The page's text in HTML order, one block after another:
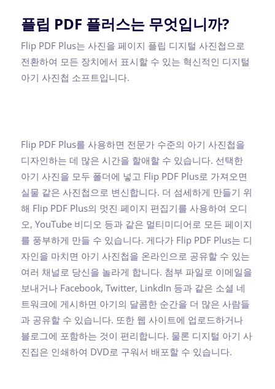
플립 PDF 플러스는 무엇입니까?
Flip PDF Plus는 사진을 페이지 플립 디지털 사진첩으로
전환하여 모든 장치에서 표시할 수 있는 혁신적인 디지털
아기 사진첩 소프트입니다.
Flip PDF Plus를 사용하면 전문가 수준의 아기 사진첩을
디자인하는 데 많은 시간을 할애할 수 있습니다. 선택한
아기 사진을 모두 폴더에 넣고 Flip PDF Plus로 가져오면
실물 같은 사진첩으로 변신합니다. 더 섬세하게 만들기 위
해 Flip PDF Plus의 멋진 페이지 편집기를 사용하여 오디
오, YouTube 비디오 등과 같은 멀티미디어로 모든 페이지
를 풍부하게 만들 수 있습니다. 게다가 Flip PDF Plus는 디
자인을 마치면 아기 사진첩을 온라인으로 공유할 수 있는
여러 채널로 당신을 놀라게 합니다. 첨부 파일로 이메일을
보내거나 Facebook, Twitter, LinkdIn 등과 같은 소셜 네
트워크에 게시하면 아기의 달콤한 순간을 더 많은 사람들
과 공유할 수 있습니다. 또한 웹 사이트에 업로드하거나
블로그에 포함하는 것이 편리합니다. 물론 디지털 아기 사
진집은 인쇄하여 DVD로 구워서 배포할 수 있습니다.